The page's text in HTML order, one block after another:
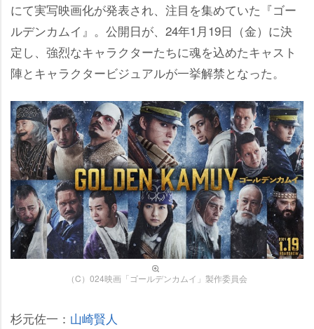
にて実写映画化が発表され、注目を集めていた『ゴー
ルデンカムイ』。公開日が、24年1月19日（金）に決
定し、強烈なキャラクターたちに魂を込めたキャスト
陣とキャラクタービジュアルが一挙解禁となった。
（C）024映画「ゴールデンカムイ」製作委員会
杉元佐一： 山崎賢人